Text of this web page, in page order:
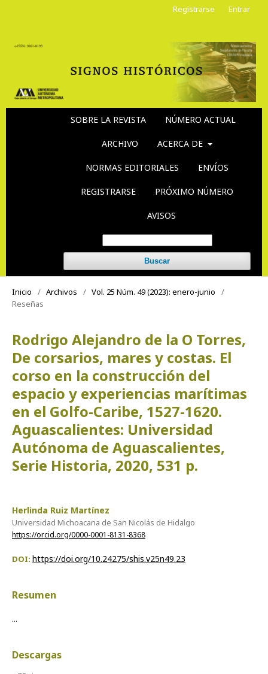
SOBRE LA REVISTA NÚMERO ACTUAL
ARCHIVO ACERCA DE
NORMAS EDITORIALES ENVÍOS
REGISTRARSE PRÓXIMO NÚMERO
AVISOS
Buscar
Registrarse Entrar
Inicio / Archivos / Vol. 25 Núm. 49 (2023): enero-junio
/
Reseñas
Rodrigo Alejandro de la O Torres,
De corsarios, mares y costas. El
corso en la construcción del
espacio y experiencias marítimas
en el Golfo-Caribe, 1527-1620.
Aguascalientes: Universidad
Autónoma de Aguascalientes,
Serie Historia, 2020, 531 p.
Herlinda Ruiz Martínez
Universidad Michoacana de San Nicolás de Hidalgo
https://orcid.org/0000-0001-8131-8368
DOI: https://doi.org/10.24275/shis.v25n49.23
Resumen
...
Descargas